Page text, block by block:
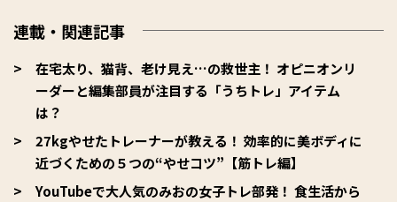
連載・関連記事
在宅太り、猫背、老け見え…の救世主！ オピニオンリ
ーダーと編集部員が注目する「うちトレ」アイテム
は？
27kgやせたトレーナーが教える！ 効率的に美ボディに
近づくための５つの“やせコツ”【筋トレ編】
YouTubeで大人気のみおの女子トレ部発！ 食生活から